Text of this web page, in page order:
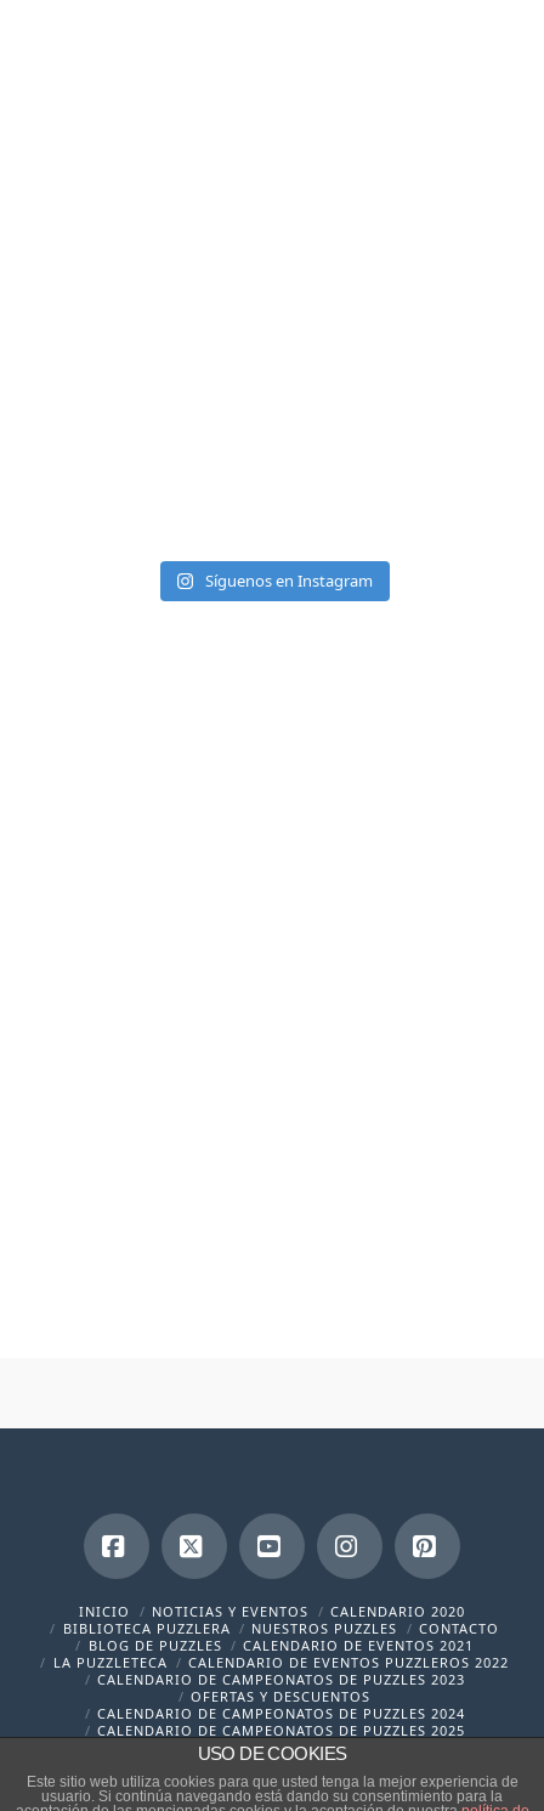
Síguenos en Instagram
Facebook
X YouTubeInstagramPinterest
INICIO NOTICIAS Y EVENTOS
CALENDARIO 2020
BIBLIOTECA PUZZLERA
NUESTROS PUZZLES
CONTACTO
BLOG DE PUZZLES
CALENDARIO DE EVENTOS 2021
LA PUZZLETECA
CALENDARIO DE EVENTOS PUZZLEROS 2022
CALENDARIO DE CAMPEONATOS DE PUZZLES 2023
OFERTAS Y DESCUENTOS
CALENDARIO DE CAMPEONATOS DE PUZZLES 2024
CALENDARIO DE CAMPEONATOS DE PUZZLES 2025
contacto@cronicaspuzzleras.com
USO DE COOKIES
Este sitio web utiliza cookies para que usted tenga la mejor experiencia de
usuario. Si continúa navegando está dando su consentimiento para la